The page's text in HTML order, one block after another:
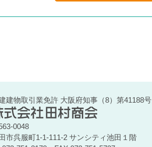
建物取引業免許 大阪府知事（8）第41188号
0048
市呉服町1-1-111-2 サンシティ池田１階